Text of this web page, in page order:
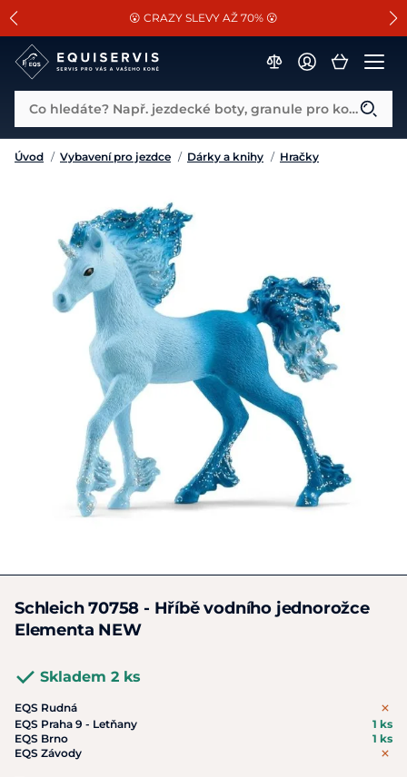
SLEVA 13% na vše od Cassini!
😮 CRAZY SLEVY AŽ 70% 😮
📐Pasování a doplňky k vybraným sedlům ZDARMA 🐴
Co hledáte? Např. jezdecké boty, granule pro koně...
Úvod / Vybavení pro jezdce / Dárky a knihy / Hračky
Schleich 70758 - Hříbě vodního jednorožce
Elementa NEW
Skladem 2 ks
EQS Rudná
EQS Praha 9 - Letňany
1 ks
EQS Brno
1 ks
EQS Závody